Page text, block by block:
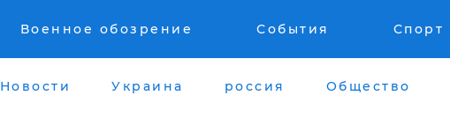
Военное обозрение События Спорт
Новости Украина россия Общество